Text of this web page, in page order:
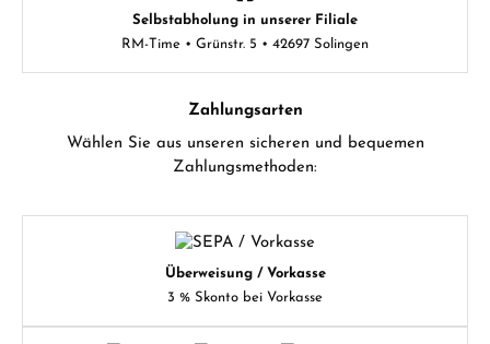
Selbstabholung in unserer Filiale
RM-Time • Grünstr. 5 • 42697 Solingen
Zahlungsarten
Wählen Sie aus unseren sicheren und bequemen
Zahlungsmethoden:
Überweisung / Vorkasse
3 % Skonto bei Vorkasse